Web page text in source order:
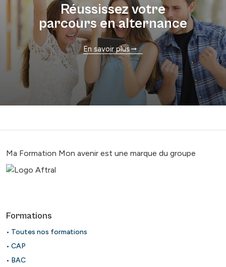
Réussissez votre
parcours en alternance
En savoir plus
Ma Formation Mon avenir est une marque du groupe
Formations
• Toutes nos formations
• CAP
• BAC